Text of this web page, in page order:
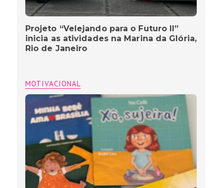
Projeto “Velejando para o Futuro II”
inicia as atividades na Marina da Glória,
Rio de Janeiro
MOTIVACIONAL